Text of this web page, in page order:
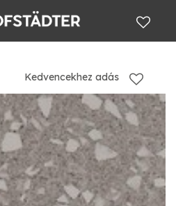
Kedvencekhez adás